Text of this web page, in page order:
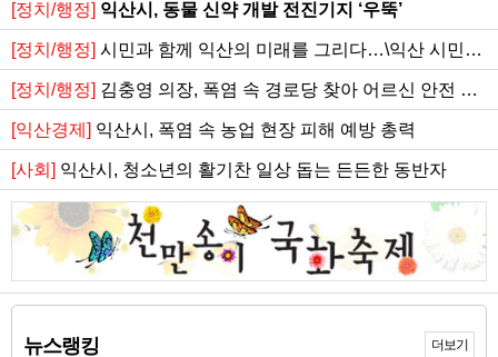
[정치/행정] 익산시, 동물 신약 개발 전진기지 ‘우뚝’
[정치/행정] 시민과 함께 익산의 미래를 그리다…\익산 시민아
카데미\ 본격 운영
[정치/행정] 김충영 의장, 폭염 속 경로당 찾아 어르신 안전 챙
겨
[익산경제] 익산시, 폭염 속 농업 현장 피해 예방 총력
[사회] 익산시, 청소년의 활기찬 일상 돕는 든든한 동반자
뉴스랭킹 더보기